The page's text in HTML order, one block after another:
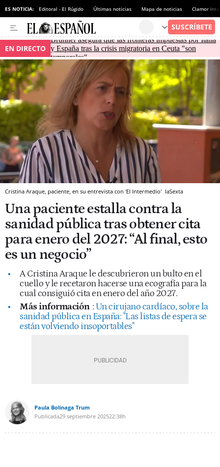
ES NOTICIA: Editoral - El Rúgido Últimas noticias Mapa de noticias Clamor
EN DIRECTO
Brunner asegura que las fronteras impuestas por Italia
y España tras la crisis migratoria en Ceuta "son
temporales"
Cristina Araque, paciente, en su entrevista con 'El Intermedio' laSexta
Una paciente estalla contra la
sanidad pública tras obtener cita
para enero del 2027: “Al final, esto
es un negocio”
A Cristina Araque le descubrieron un bulto en el
cuello y le recetaron hacerse una ecografía para la
cual consiguió cita en enero del año 2027.
Más información : Un cirujano cardíaco, sobre la
sanidad pública en España: "Las listas de espera se
están volviendo insoportables"
Paula Bolinaga Trum
Publicada29 septiembre 202522:38h